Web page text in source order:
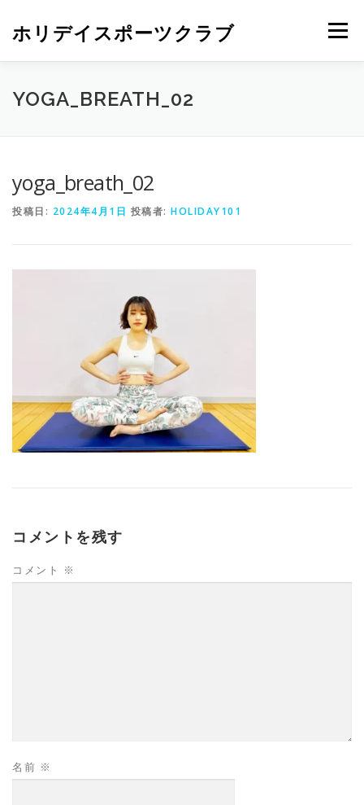
ホリデイスポーツクラブ メニュー
YOGA_BREATH_02
yoga_breath_02
投稿日: 2024年4月1日 投稿者: HOLIDAY101
コメントを残す
コメント ※
名前 ※